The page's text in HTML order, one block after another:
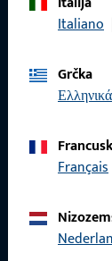
Italiano
Grčka
Ελληνικά
Français